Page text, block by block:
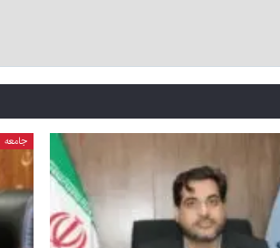
جامعه